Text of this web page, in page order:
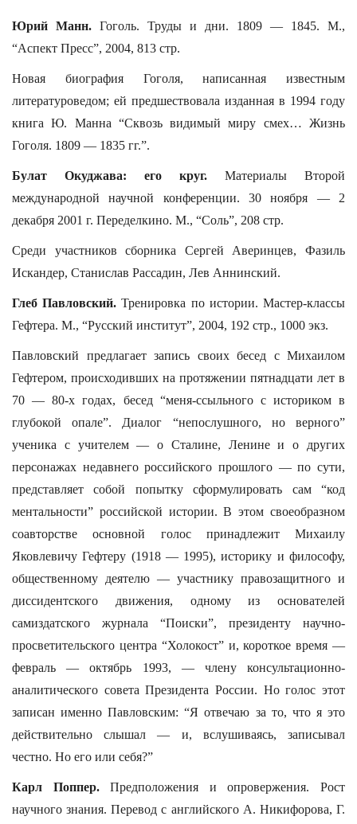
Юрий Манн. Гоголь. Труды и дни. 1809 — 1845. М.,
“Аспект Пресс”, 2004, 813 стр.
Новая биография Гоголя, написанная известным
литературоведом; ей предшествовала изданная в 1994 году
книга Ю. Манна “Сквозь видимый миру смех… Жизнь
Гоголя. 1809 — 1835 гг.”.
Булат Окуджава: его круг. Материалы Второй
международной научной конференции. 30 ноября — 2
декабря 2001 г. Переделкино. М., “Соль”, 208 стр.
Среди участников сборника Сергей Аверинцев, Фазиль
Искандер, Станислав Рассадин, Лев Аннинский.
Глеб Павловский. Тренировка по истории. Мастер-классы
Гефтера. М., “Русский институт”, 2004, 192 стр., 1000 экз.
Павловский предлагает запись своих бесед с Михаилом
Гефтером, происходивших на протяжении пятнадцати лет в
70 — 80-х годах, бесед “меня-ссыльного с историком в
глубокой опале”. Диалог “непослушного, но верного”
ученика с учителем — о Сталине, Ленине и о других
персонажах недавнего российского прошлого — по сути,
представляет собой попытку сформулировать сам “код
ментальности” российской истории. В этом своеобразном
соавторстве основной голос принадлежит Михаилу
Яковлевичу Гефтеру (1918 — 1995), историку и философу,
общественному деятелю — участнику правозащитного и
диссидентского движения, одному из основателей
самиздатского журнала “Поиски”, президенту научно-
просветительского центра “Холокост” и, короткое время —
февраль — октябрь 1993, — члену консультационно-
аналитического совета Президента России. Но голос этот
записан именно Павловским: “Я отвечаю за то, что я это
действительно слышал — и, вслушиваясь, записывал
честно. Но его или себя?”
Карл Поппер.Предположения и опровержения. Рост
научного знания. Перевод с английского А. Никифорова, Г.